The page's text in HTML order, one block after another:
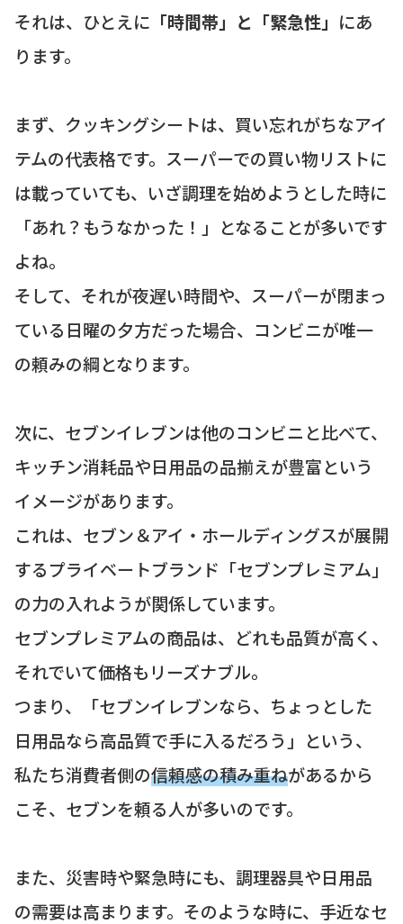
それは、ひとえに 「時間帯」と「緊急性」 にあ
ります。
まず、クッキングシートは、買い忘れがちなアイ
テムの代表格です。スーパーでの買い物リストに
は載っていても、いざ調理を始めようとした時に
「あれ？もうなかった！」となることが多いです
よね。
そして、それが夜遅い時間や、スーパーが閉まっ
ている日曜の夕方だった場合、コンビニが唯一
の頼みの綱となります。
次に、セブンイレブンは他のコンビニと比べて、
キッチン消耗品や日用品の品揃えが豊富という
イメージがあります。
これは、セブン＆アイ・ホールディングスが展開
するプライベートブランド「セブンプレミアム」
の力の入れようが関係しています。
セブンプレミアムの商品は、どれも品質が高く、
それでいて価格もリーズナブル。
つまり、「セブンイレブンなら、ちょっとした
日用品なら高品質で手に入るだろう」という、
私たち消費者側の信頼感の積み重ねがあるから
こそ、セブンを頼る人が多いのです。
また、災害時や緊急時にも、調理器具や日用品
の需要は高まります。そのような時に、手近なセ